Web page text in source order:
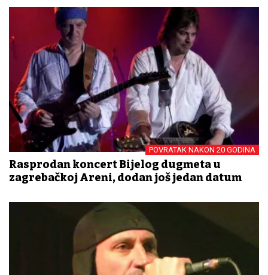
POVRATAK NAKON 20 GODINA
Rasprodan koncert Bijelog dugmeta u
zagrebačkoj Areni, dodan još jedan datum